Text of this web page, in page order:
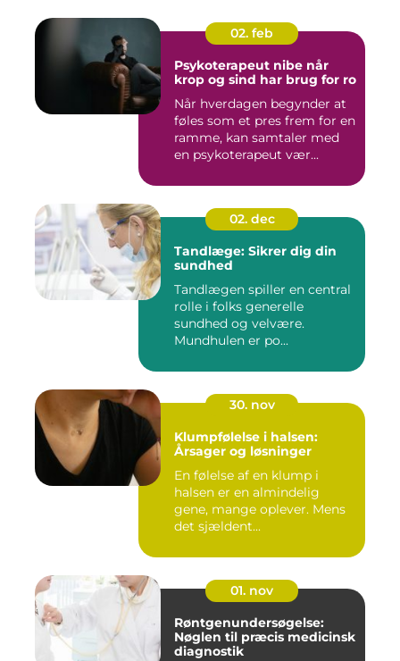
02. feb
Psykoterapeut nibe når
krop og sind har brug for ro
Når hverdagen begynder at
føles som et pres frem for en
ramme, kan samtaler med
en psykoterapeut vær...
02. dec
Tandlæge: Sikrer dig din
sundhed
Tandlægen spiller en central
rolle i folks generelle
sundhed og velvære.
Mundhulen er po...
30. nov
Klumpfølelse i halsen:
Årsager og løsninger
En følelse af en klump i
halsen er en almindelig
gene, mange oplever. Mens
det sjældent...
01. nov
Røntgenundersøgelse:
Nøglen til præcis medicinsk
diagnostik